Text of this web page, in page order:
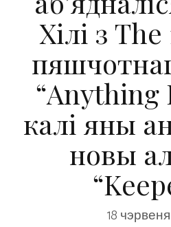
Хілі з The
“Anything
калі яны
новы
18